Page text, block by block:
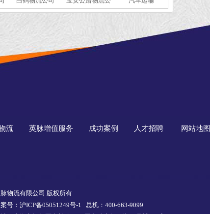
司
流 英脉增值服务 成功案例 人才招聘 网站地图
物流有限公司 版权所有
号：沪ICP备05051249号-1 总机：400-663-9099